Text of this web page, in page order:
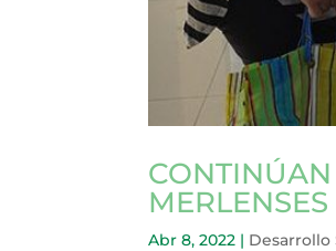
CONTINÚAN
MERLENSES
Abr 8, 2022 | Desarrollo